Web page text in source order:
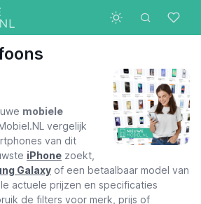
mobiele
vergelijk
van dit
iPhone zoekt,
Galaxy of een betaalbaar model van
actuele prijzen en specificaties
de filters voor merk, prijs of